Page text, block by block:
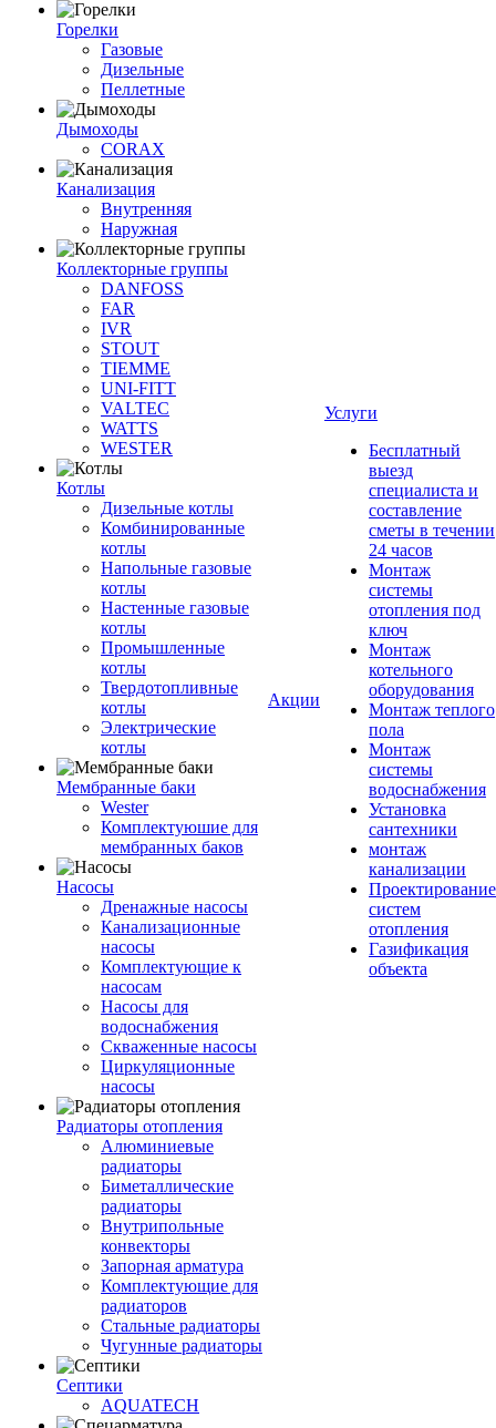
Горелки
Газовые
Дизельные
Пеллетные
Дымоходы
CORAX
Канализация
Внутренняя
Наружная
Коллекторные группы
DANFOSS
FAR
IVR
STOUT
TIEMME
UNI-FITT
VALTEC
WATTS
WESTER
Котлы
Дизельные котлы
Комбинированные
котлы
Напольные газовые
котлы
Настенные газовые
котлы
Промышленные
котлы
Твердотопливные
котлы
Электрические
котлы
Мембранные баки
Wester
Комплектуюшие для
мембранных баков
Насосы
Дренажные насосы
Канализационные
насосы
Комплектующие к
насосам
Насосы для
водоснабжения
Скваженные насосы
Циркуляционные
насосы
Радиаторы отопления
Алюминиевые
радиаторы
Биметаллические
радиаторы
Внутрипольные
конвекторы
Запорная арматура
Комплектующие для
радиаторов
Стальные радиаторы
Чугунные радиаторы
Септики
AQUATECH
Акции
Услуги
Бесплатный
выезд
специалиста и
составление
сметы в течении
24 часов
Монтаж
системы
отопления под
ключ
Монтаж
котельного
оборудования
Монтаж теплого
пола
Монтаж
системы
водоснабжения
Установка
сантехники
монтаж
канализации
Проектирование
систем
отопления
Газификация
объекта